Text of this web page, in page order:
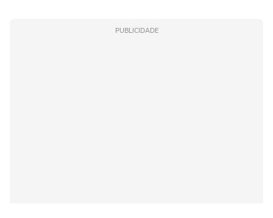
PUBLICIDADE